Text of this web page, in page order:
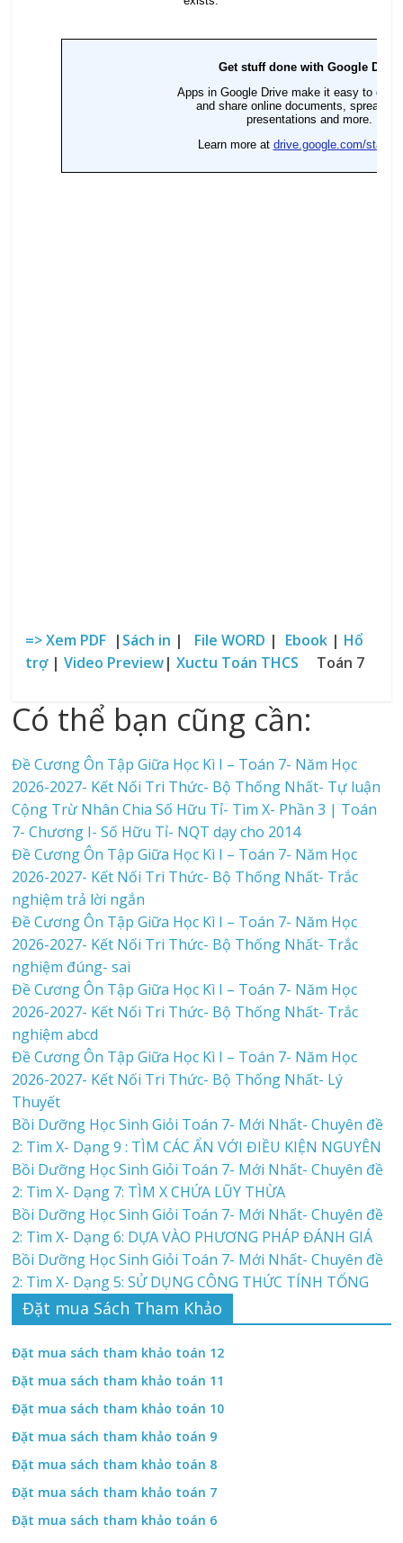
=> Xem PDF | Sách in | File WORD | Ebook | Hổ
trợ|Video Preview|Xuctu Toán THCS Toán 7
Có thể bạn cũng cần:
Đề Cương Ôn Tập Giữa Học Kì I – Toán 7- Năm Học
2026-2027- Kết Nối Tri Thức- Bộ Thống Nhất- Tự luận
Cộng Trừ Nhân Chia Số Hữu Tỉ- Tìm X- Phần 3 | Toán
7- Chương I- Số Hữu Tỉ- NQT dạy cho 2014
Đề Cương Ôn Tập Giữa Học Kì I – Toán 7- Năm Học
2026-2027- Kết Nối Tri Thức- Bộ Thống Nhất- Trắc
nghiệm trả lời ngắn
Đề Cương Ôn Tập Giữa Học Kì I – Toán 7- Năm Học
2026-2027- Kết Nối Tri Thức- Bộ Thống Nhất- Trắc
nghiệm đúng- sai
Đề Cương Ôn Tập Giữa Học Kì I – Toán 7- Năm Học
2026-2027- Kết Nối Tri Thức- Bộ Thống Nhất- Trắc
nghiệm abcd
Đề Cương Ôn Tập Giữa Học Kì I – Toán 7- Năm Học
2026-2027- Kết Nối Tri Thức- Bộ Thống Nhất- Lý
Thuyết
Bồi Dưỡng Học Sinh Giỏi Toán 7- Mới Nhất- Chuyên đề
2: Tìm X- Dạng 9 : TÌM CÁC ẨN VỚI ĐIỀU KIỆN NGUYÊN
Bồi Dưỡng Học Sinh Giỏi Toán 7- Mới Nhất- Chuyên đề
2: Tìm X- Dạng 7: TÌM X CHỨA LŨY THỪA
Bồi Dưỡng Học Sinh Giỏi Toán 7- Mới Nhất- Chuyên đề
2: Tìm X- Dạng 6: DỰA VÀO PHƯƠNG PHÁP ĐÁNH GIÁ
Bồi Dưỡng Học Sinh Giỏi Toán 7- Mới Nhất- Chuyên đề
2: Tìm X- Dạng 5: SỬ DỤNG CÔNG THỨC TÍNH TỔNG
Đặt mua Sách Tham Khảo
Đặt mua sách tham khảo toán 12
Đặt mua sách tham khảo toán 11
Đặt mua sách tham khảo toán 10
Đặt mua sách tham khảo toán 9
Đặt mua sách tham khảo toán 8
Đặt mua sách tham khảo toán 7
Đặt mua sách tham khảo toán 6